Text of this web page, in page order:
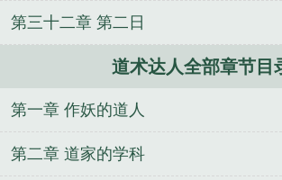
第三十二章 第二日
道术达人全部章节目
第一章 作妖的道人
第二章 道家的学科